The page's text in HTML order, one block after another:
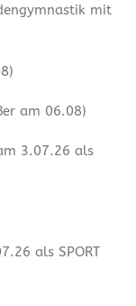
mit
am 06.08)
3.07.26 als
als SPORT